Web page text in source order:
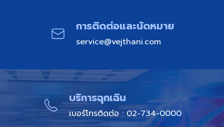
การติดต่อและนัดหมาย​
service@vejthani.com
บริการฉุกเฉิน​
เบอร์โทรติดต่อ : 02-734-0000